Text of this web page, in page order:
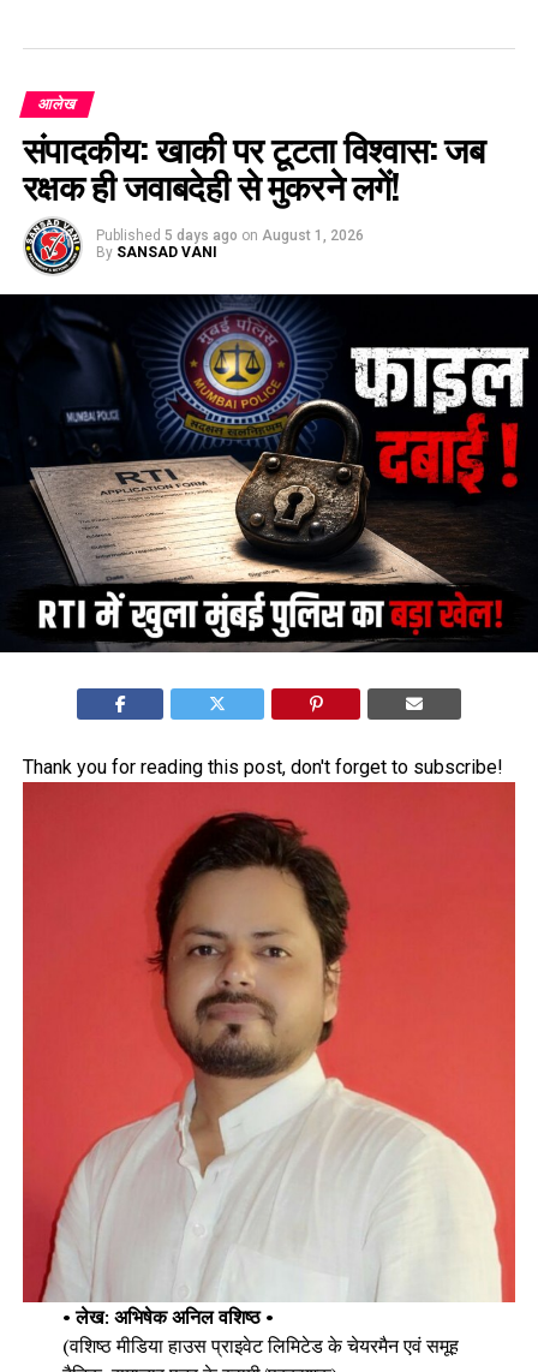
आलेख
संपादकीय: खाकी पर टूटता विश्वास: जब
रक्षक ही जवाबदेही से मुकरने लगें!
Published 5 days ago on August 1, 2026
By SANSAD VANI
Thank you for reading this post, don't forget to subscribe!
•लेख: अभिषेक अनिल वशिष्ठ•
(वशिष्ठ मीडिया हाउस प्राइवेट लिमिटेड के चेयरमैन एवं समूह